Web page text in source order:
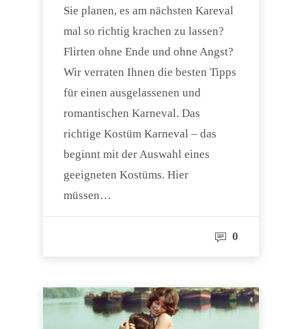
Sie planen, es am nächsten Kareval
mal so richtig krachen zu lassen?
Flirten ohne Ende und ohne Angst?
Wir verraten Ihnen die besten Tipps
für einen ausgelassenen und
romantischen Karneval. Das
richtige Kostüm Karneval – das
beginnt mit der Auswahl eines
geeigneten Kostüms. Hier
müssen…
0